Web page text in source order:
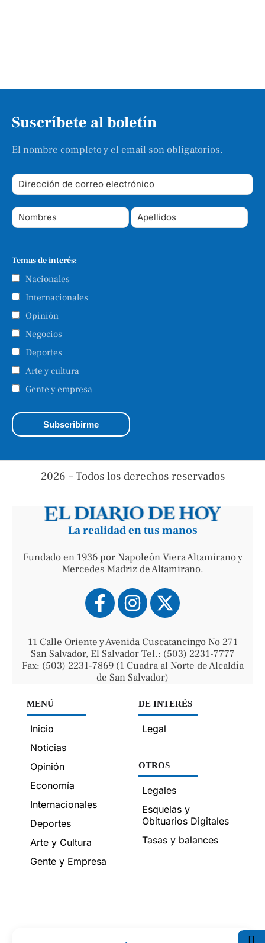
Suscríbete al boletín
El nombre completo y el email son obligatorios.
Temas de interés:
Nacionales
Internacionales
Opinión
Negocios
Deportes
Arte y cultura
Gente y empresa
2026 – Todos los derechos reservados
La realidad en tus manos
Fundado en 1936 por Napoleón Viera Altamirano y
Mercedes Madriz de Altamirano.
11 Calle Oriente y Avenida Cuscatancingo No 271
San Salvador, El Salvador Tel.: (503) 2231-7777
Fax: (503) 2231-7869 (1 Cuadra al Norte de Alcaldía
de San Salvador)
MENÚ
Inicio
Noticias
Opinión
Economía
Internacionales
Deportes
Arte y Cultura
Gente y Empresa
DE INTERÉS
Legal
OTROS
Legales
Esquelas y
Obituarios Digitales
Tasas y balances